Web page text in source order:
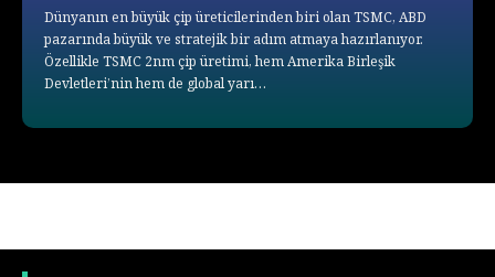
Dünyanın en büyük çip üreticilerinden biri olan TSMC, ABD
pazarında büyük ve stratejik bir adım atmaya hazırlanıyor.
Özellikle TSMC 2nm çip üretimi, hem Amerika Birleşik
Devletleri’nin hem de global yarı…